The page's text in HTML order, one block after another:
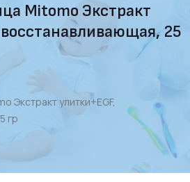
Mitomo Экстракт
25
Экстракт улитки+EGF,
гр